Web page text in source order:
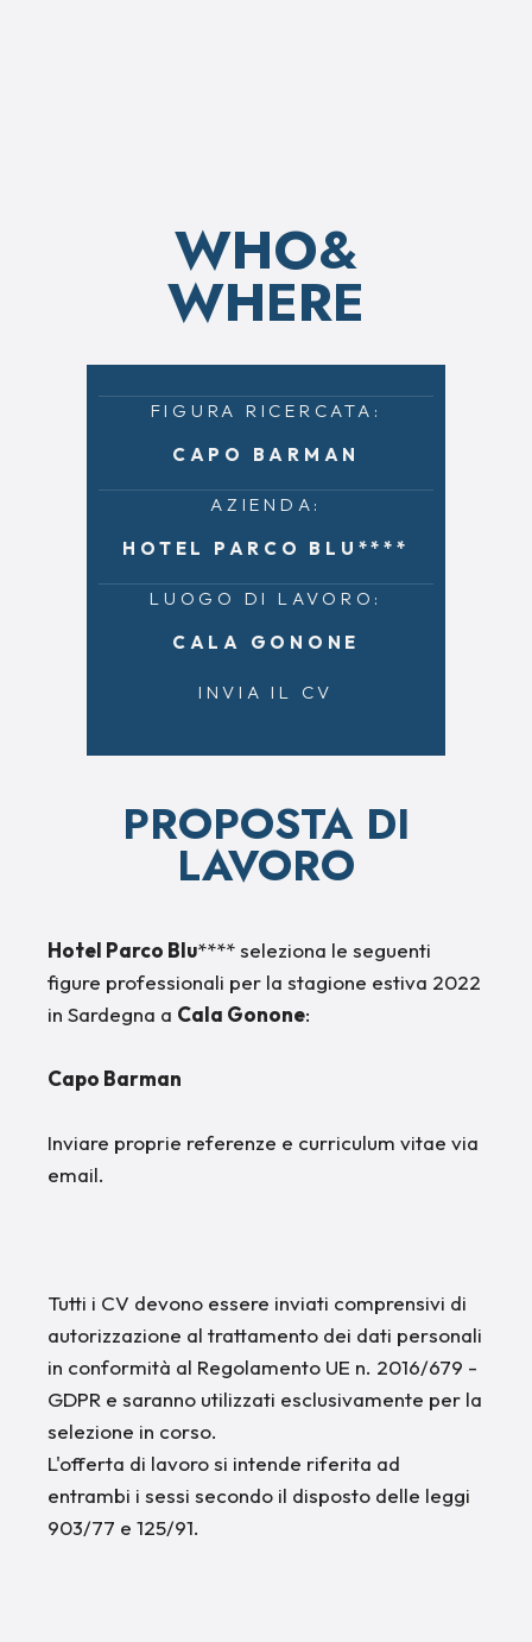
WHO&
WHERE
FIGURA RICERCATA:
CAPO BARMAN
AZIENDA:
HOTEL PARCO BLU****
LUOGO DI LAVORO:
CALA GONONE
INVIA IL CV
PROPOSTA DI
LAVORO
Hotel Parco Blu**** seleziona le seguenti
figure professionali per la stagione estiva 2022
in Sardegna a Cala Gonone:
Capo Barman
Inviare proprie referenze e curriculum vitae via
email.
Tutti i CV devono essere inviati comprensivi di
autorizzazione al trattamento dei dati personali
in conformità al Regolamento UE n. 2016/679 -
GDPR e saranno utilizzati esclusivamente per la
selezione in corso.
L'offerta di lavoro si intende riferita ad
entrambi i sessi secondo il disposto delle leggi
903/77 e 125/91.